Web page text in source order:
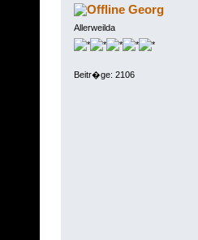
Georg
Allerweilda
Beitr�ge: 2106